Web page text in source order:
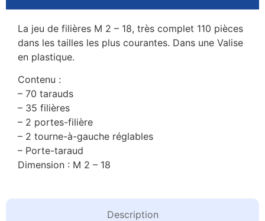
Description
La jeu de filières M 2 – 18, très complet 110 pièces
dans les tailles les plus courantes. Dans une Valise
en plastique.
Contenu :
– 70 tarauds
– 35 filières
– 2 portes-filière
– 2 tourne-à-gauche réglables
– Porte-taraud
Dimension : M 2 – 18